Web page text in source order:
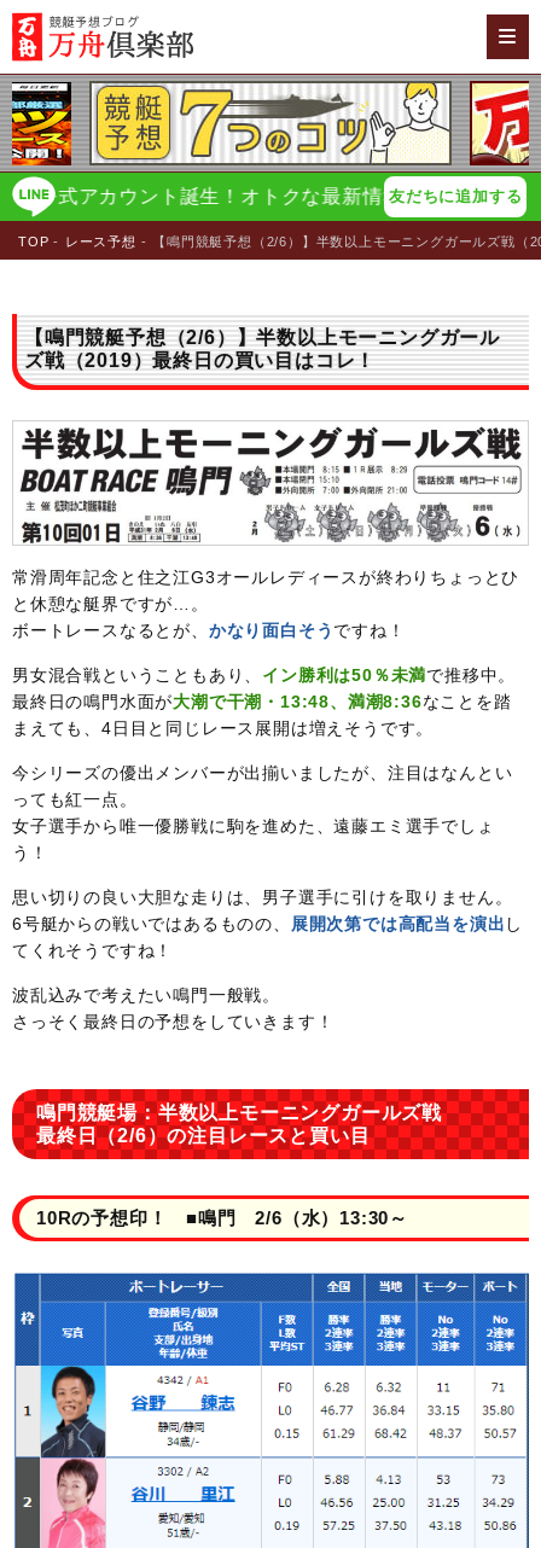
カウント誕生！オトクな最新情報をイチ早く配信！
友だちに追加する
TOP レース予想 【鳴門競艇予想（2/6）】半数以上モーニングガールズ戦（
【鳴門競艇予想（2/6）】半数以上モーニングガール
ズ戦（2019）最終日の買い目はコレ！
常滑周年記念と住之江G3オールレディースが終わりちょっとひ
と休憩な艇界ですが…。
ボートレースなるとが、 かなり面白そう ですね！
男女混合戦ということもあり、 イン勝利は50％未満で推移中。
最終日の鳴門水面が大潮で干潮・13:48、満潮8:36なことを踏
まえても、4日目と同じレース展開は増えそうです。
今シリーズの優出メンバーが出揃いましたが、注目はなんとい
っても紅一点。
女子選手から唯一優勝戦に駒を進めた、遠藤エミ選手でしょ
う！
思い切りの良い大胆な走りは、男子選手に引けを取りません。
6号艇からの戦いではあるものの、 展開次第では高配当を演出 し
てくれそうですね！
波乱込みで考えたい鳴門一般戦。
さっそく最終日の予想をしていきます！
鳴門競艇場：半数以上モーニングガールズ戦
最終日（2/6）の注目レースと買い目
10Rの予想印！ ■鳴門 2/6（水）13:30～